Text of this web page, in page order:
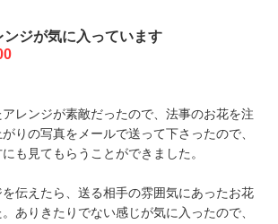
ジが気に入っています
レンジが素敵だったので、法事のお花を注
りの写真をメールで送って下さったので、
も見てもらうことができました。
伝えたら、送る相手の雰囲気にあったお花
ありきたりでない感じが気に入ったので、